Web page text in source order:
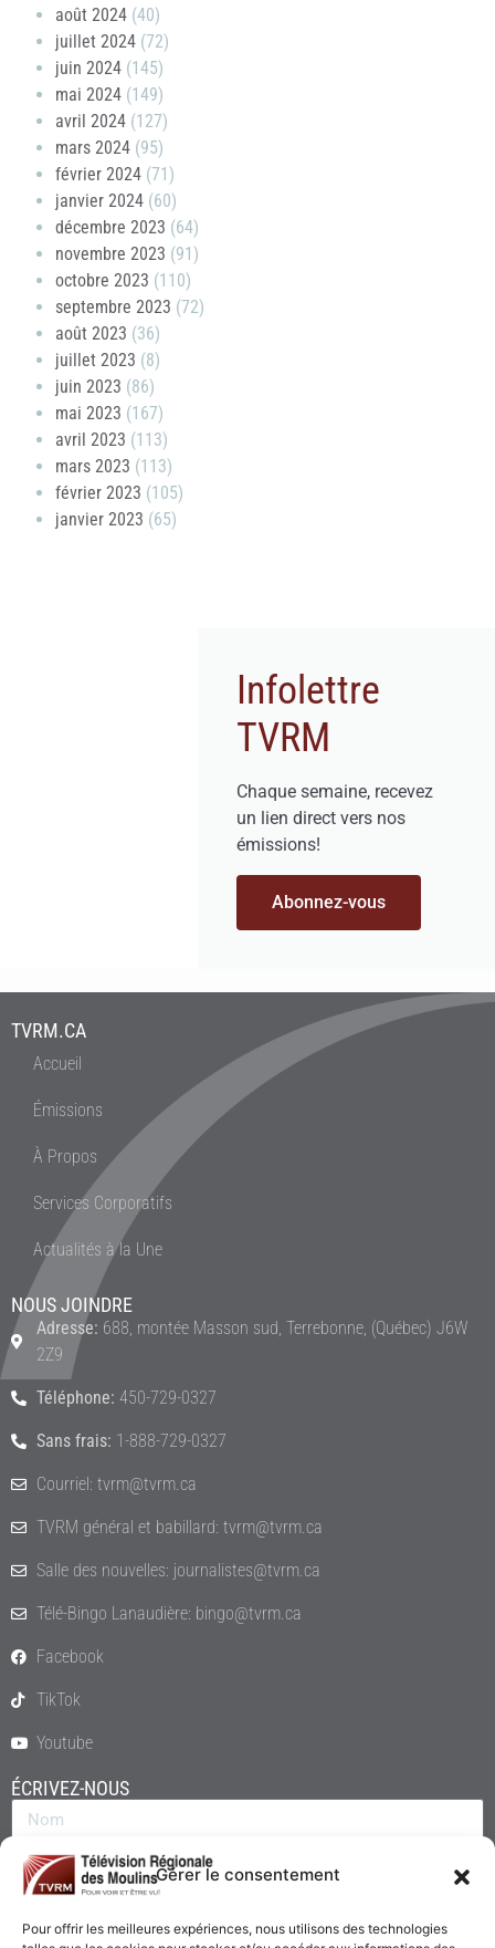
Gérer le consentement
Pour offrir les meilleures expériences, nous utilisons des technologies
août 2024 (40)
juillet 2024 (72)
juin 2024 (145)
mai 2024 (149)
avril 2024 (127)
mars 2024 (95)
février 2024 (71)
janvier 2024 (60)
décembre 2023 (64)
novembre 2023 (91)
octobre 2023 (110)
septembre 2023 (72)
août 2023 (36)
juillet 2023 (8)
juin 2023 (86)
mai 2023 (167)
avril 2023 (113)
mars 2023 (113)
février 2023 (105)
janvier 2023 (65)
Infolettre
TVRM
Chaque semaine, recevez
un lien direct vers nos
émissions!
Abonnez-vous
TVRM.CA
Accueil
Émissions
À Propos
Services Corporatifs
Actualités à la Une
NOUS JOINDRE
Adresse: 688, montée Masson sud, Terrebonne, (Québec) J6W
2Z9
Téléphone: 450-729-0327
Sans frais: 1-888-729-0327
Courriel: tvrm@tvrm.ca
TVRM général et babillard: tvrm@tvrm.ca
Salle des nouvelles: journalistes@tvrm.ca
Télé-Bingo Lanaudière: bingo@tvrm.ca
Facebook
TikTok
Youtube
ÉCRIVEZ-NOUS